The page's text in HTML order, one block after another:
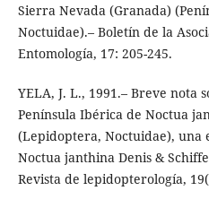
Sierra Nevada (Granada)
Noctuidae).– Boletín de la
Entomología, 17: 205-245.
YELA, J. L., 1991.– Breve nota
Península Ibérica de Noctua
(Lepidoptera, Noctuidae), una
Noctua janthina Denis &
Revista de lepidopterología,